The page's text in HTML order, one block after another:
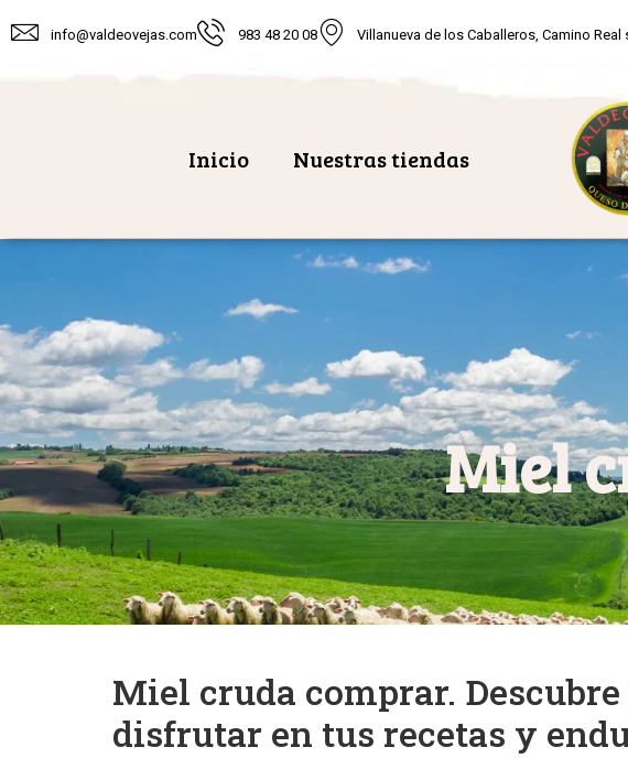
info@valdeovejas.com 983 48 20 08 Villanueva de los Caballeros, Camino
Inicio Nuestras tiendas
Miel
Miel cruda comprar.
disfrutar en tus recetas y